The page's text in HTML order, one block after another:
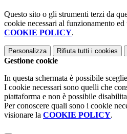
Questo sito o gli strumenti terzi da
cookie necessari al funzionamento
COOKIE POLICY.
Personalizza Rifiuta tutti i cookies
Gestione cookie
In questa schermata è possibile
I cookie necessari sono quelli che
piattaforma e non è possibile
Per conoscere quali sono i cookie
visionare la COOKIE POLICY.